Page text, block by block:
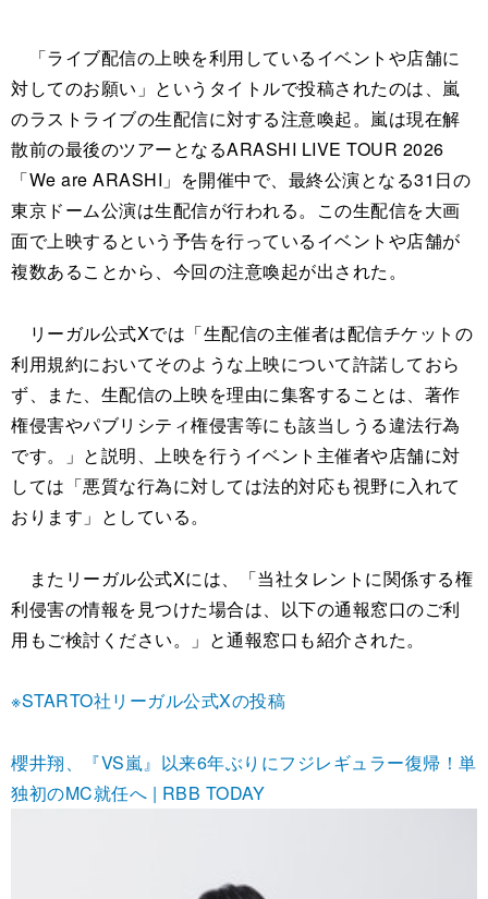
「ライブ配信の上映を利用しているイベントや店舗に
対してのお願い」というタイトルで投稿されたのは、嵐
のラストライブの生配信に対する注意喚起。嵐は現在解
散前の最後のツアーとなるARASHI LIVE TOUR 2026
「We are ARASHI」を開催中で、最終公演となる31日の
東京ドーム公演は生配信が行われる。この生配信を大画
面で上映するという予告を行っているイベントや店舗が
複数あることから、今回の注意喚起が出された。
リーガル公式Xでは「生配信の主催者は配信チケットの
利用規約においてそのような上映について許諾しておら
ず、また、生配信の上映を理由に集客することは、著作
権侵害やパブリシティ権侵害等にも該当しうる違法行為
です。」と説明、上映を行うイベント主催者や店舗に対
しては「悪質な行為に対しては法的対応も視野に入れて
おります」としている。
またリーガル公式Xには、「当社タレントに関係する権
利侵害の情報を見つけた場合は、以下の通報窓口のご利
用もご検討ください。」と通報窓口も紹介された。
※STARTO社リーガル公式Xの投稿
櫻井翔、『VS嵐』以来6年ぶりにフジレギュラー復帰！単
独初のMC就任へ | RBB TODAY